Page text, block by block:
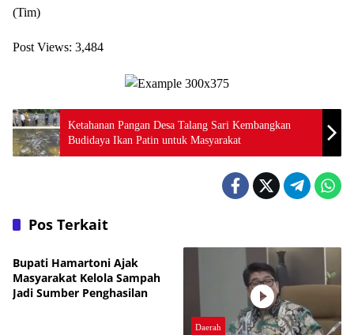
(Tim)
Post Views: 3,484
Ketahanan Pangan Desa Talang Sari Kembangkan
Budidaya Ikan Patin untuk Masyarakat
Pos Terkait
Daerah
Bupati Hamartoni Ajak
Masyarakat Kelola Sampah
Jadi Sumber Penghasilan
Daerah